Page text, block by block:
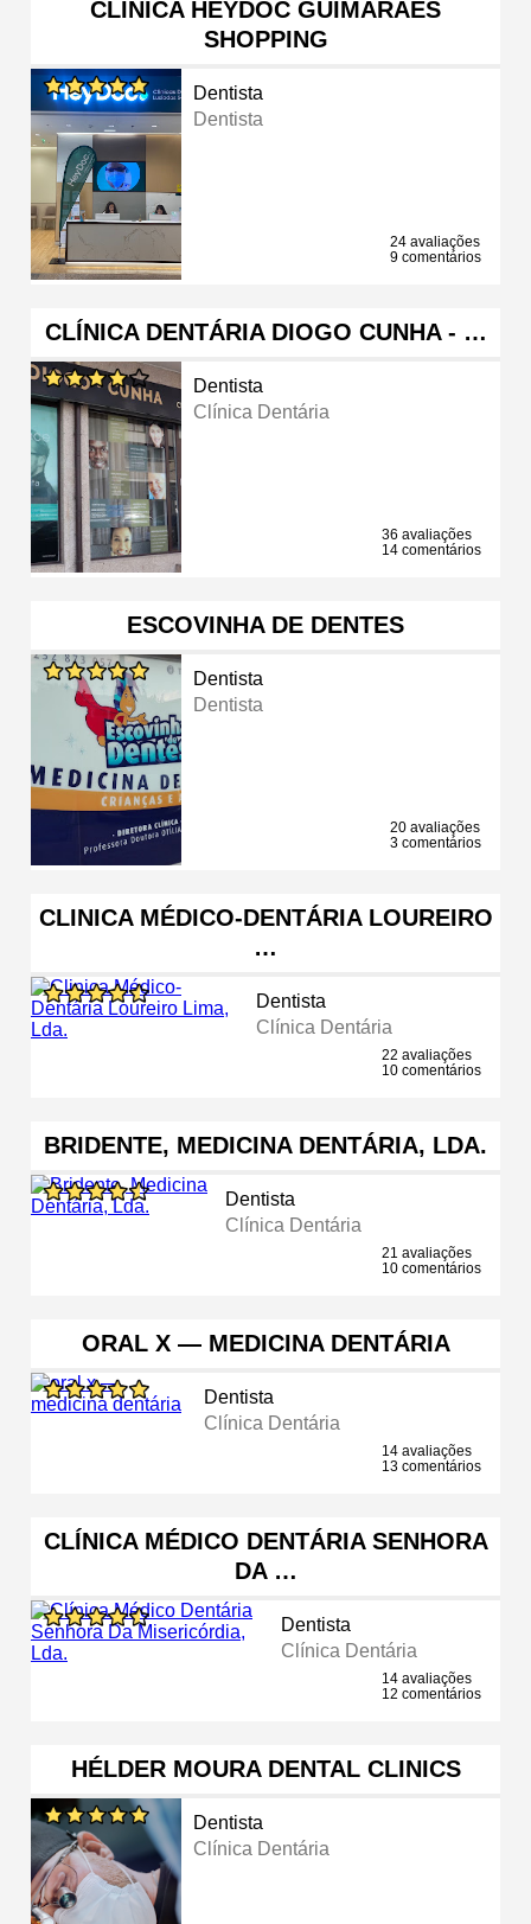
CLÍNICA HEYDOC GUIMARÃES
SHOPPING
Dentista
Dentista
24 avaliações
9 comentários
CLÍNICA DENTÁRIA DIOGO CUNHA - …
Dentista
Clínica Dentária
36 avaliações
14 comentários
ESCOVINHA DE DENTES
Dentista
Dentista
20 avaliações
3 comentários
CLINICA MÉDICO-DENTÁRIA LOUREIRO
…
Dentista
Clínica Dentária
22 avaliações
10 comentários
BRIDENTE, MEDICINA DENTÁRIA, LDA.
Dentista
Clínica Dentária
21 avaliações
10 comentários
ORAL X — MEDICINA DENTÁRIA
Dentista
Clínica Dentária
14 avaliações
13 comentários
CLÍNICA MÉDICO DENTÁRIA SENHORA
DA …
Dentista
Clínica Dentária
14 avaliações
12 comentários
HÉLDER MOURA DENTAL CLINICS
Dentista
Clínica Dentária